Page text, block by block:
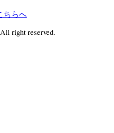
ちらへ
right reserved.